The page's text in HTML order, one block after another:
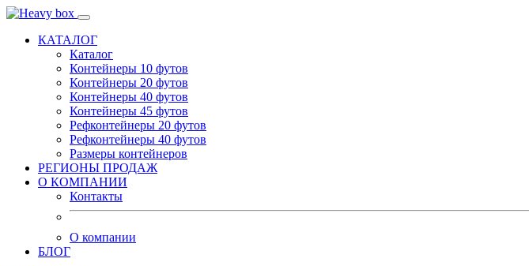
КАТАЛОГ
Каталог
Контейнеры 10 футов
Контейнеры 20 футов
Контейнеры 40 футов
Контейнеры 45 футов
Рефконтейнеры 20 футов
Рефконтейнеры 40 футов
Размеры контейнеров
РЕГИОНЫ ПРОДАЖ
О КОМПАНИИ
Контакты
О компании
БЛОГ